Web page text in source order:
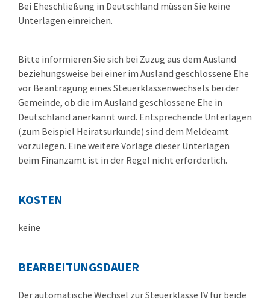
Bei Eheschließung in Deutschland müssen Sie keine
Unterlagen einreichen.
Bitte informieren Sie sich bei Zuzug aus dem Ausland
beziehungsweise bei einer im Ausland geschlossene Ehe
vor Beantragung eines Steuerklassenwechsels bei der
Gemeinde, ob die im Ausland geschlossene Ehe in
Deutschland anerkannt wird. Entsprechende Unterlagen
(zum Beispiel Heiratsurkunde) sind dem Meldeamt
vorzulegen. Eine weitere Vorlage dieser Unterlagen
beim Finanzamt ist in der Regel nicht erforderlich.
KOSTEN
keine
BEARBEITUNGSDAUER
Der automatische Wechsel zur Steuerklasse IV für beide